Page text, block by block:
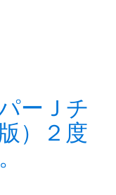
ーＪチ
）２度